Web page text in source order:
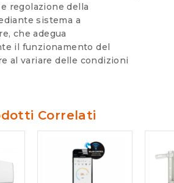
regolazione della
sistema a
che adegua
il funzionamento del
al variare delle condizioni
Correlati